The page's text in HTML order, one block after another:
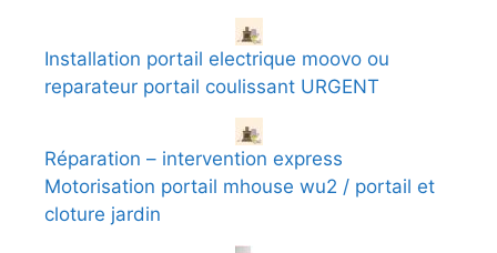
Installation portail electrique moovo ou
reparateur portail coulissant URGENT
Réparation – intervention express
Motorisation portail mhouse wu2 / portail et
cloture jardin